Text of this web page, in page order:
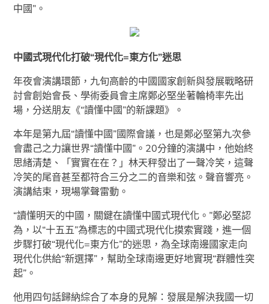
中國”。
中國式現代化打破“現代化=東方化”迷思
年夜會演講環節，九旬高齡的中國國家創新與發展戰略研
討會創始會長、學術委員會主席鄭必堅坐著輪椅率先出
場，分送朋友《“讀懂中國”的新課題》。
本年是第九屆“讀懂中國”國際會議，也是鄭必堅第九次參
會盡己之力讓世界“讀懂中國”。20分鐘的演講中，他始終
思緒清楚、「實實在在？」林天秤發出了一聲冷笑，這聲
冷笑的尾音甚至都符合三分之二的音樂和弦。聲音響亮。
演講結束，現場掌聲雷動。
“讀懂明天的中國，關鍵在讀懂中國式現代化。”鄭必堅認
為，以“十五五”為標志的中國式現代化摸索實踐，進一個
步驟打破“現代化=東方化”的迷思，為全球南邊國家走向
現代化供給“新選擇”，幫助全球南邊更好地實現“群體性突
起”。
他用四句話歸納綜合了本身的見解：發展是解決我國一切